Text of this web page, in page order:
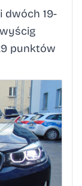
dwóch 19-
punktów